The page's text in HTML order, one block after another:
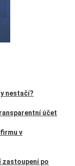
nestačí?
účet
v
zastoupení po